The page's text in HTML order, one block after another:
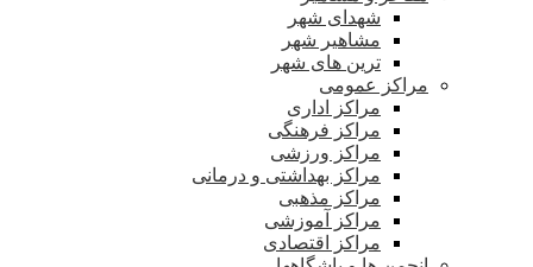
شهدای شهر
مشاهیر شهر
ترین های شهر
مراکز عمومی
مراکز اداری
مراکز فرهنگی
مراکز ورزشی
مراکز بهداشتی و درمانی
مراکز مذهبی
مراکز آموزشی
مراکز اقتصادی